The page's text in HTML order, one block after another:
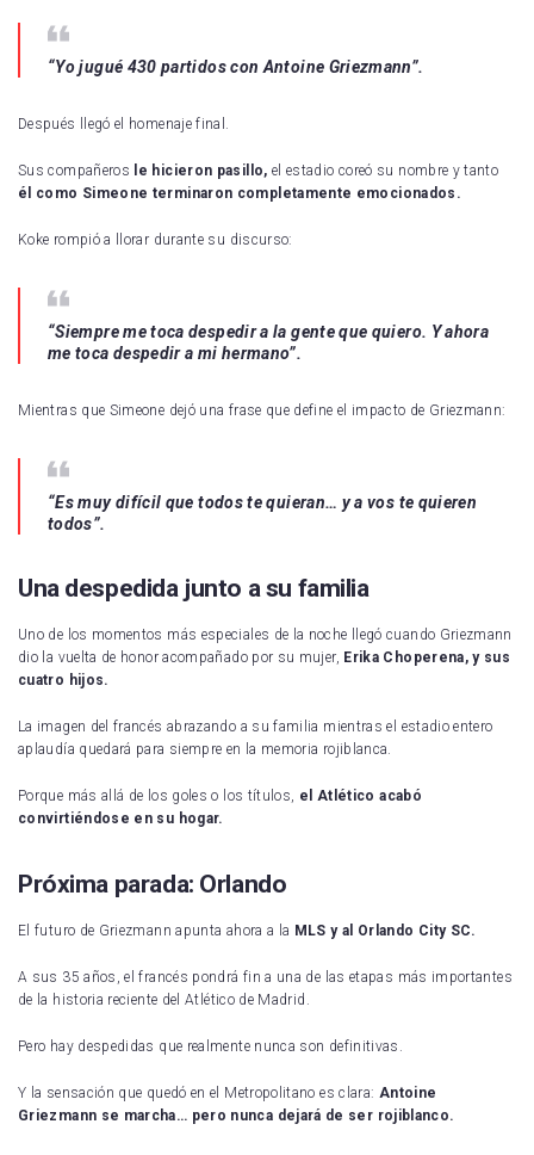
“Yo jugué 430 partidos con Antoine Griezmann”.
Después llegó el homenaje final.
Sus compañeros le hicieron pasillo, el estadio coreó su nombre y tanto
él como Simeone terminaron completamente emocionados.
Koke rompió a llorar durante su discurso:
“Siempre me toca despedir a la gente que quiero. Y ahora
me toca despedir a mi hermano”.
Mientras que Simeone dejó una frase que define el impacto de Griezmann:
“Es muy difícil que todos te quieran… y a vos te quieren
todos”.
Una despedida junto a su familia
Uno de los momentos más especiales de la noche llegó cuando Griezmann
dio la vuelta de honor acompañado por su mujer, Erika Choperena, y sus
cuatro hijos.
La imagen del francés abrazando a su familia mientras el estadio entero
aplaudía quedará para siempre en la memoria rojiblanca.
Porque más allá de los goles o los títulos, el Atlético acabó
convirtiéndose en su hogar.
Próxima parada: Orlando
El futuro de Griezmann apunta ahora a la MLS y al Orlando City SC.
A sus 35 años, el francés pondrá fin a una de las etapas más importantes
de la historia reciente del Atlético de Madrid.
Pero hay despedidas que realmente nunca son definitivas.
Y la sensación que quedó en el Metropolitano es clara: Antoine
Griezmann se marcha… pero nunca dejará de ser rojiblanco.